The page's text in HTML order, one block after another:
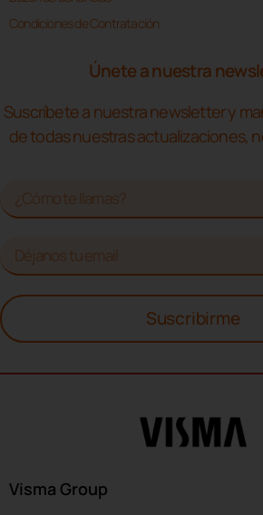
Condiciones de Contratación
Únete a nuestra
Suscríbete a nuestra newsletter y
de todas nuestras actualizaciones,
Suscribirme
Visma Group